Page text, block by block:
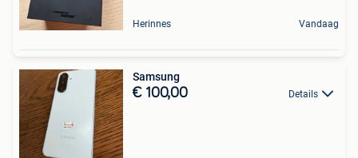
Herinnes Vandaag
Samsung
€ 100,00 Details